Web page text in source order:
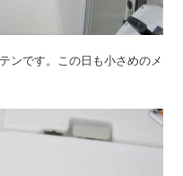
ンです。この日も小さめのメ